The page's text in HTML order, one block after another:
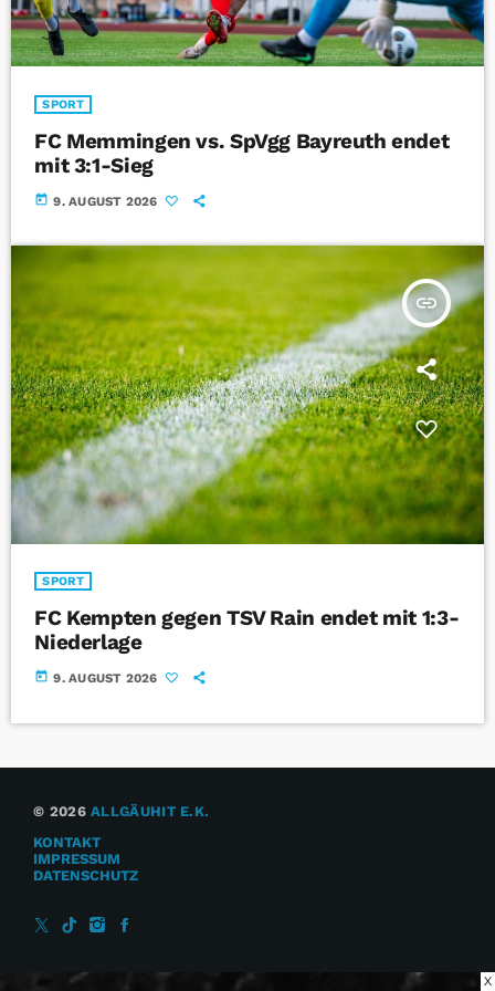
SPORT
FC Memmingen vs. SpVgg Bayreuth endet
mit 3:1-Sieg
today 9. AUGUST 2026
insert_link
SPORT
FC Kempten gegen TSV Rain endet mit 1:3-
Niederlage
today 9. AUGUST 2026
© 2026ALLGÄUHIT E.K.
KONTAKT
IMPRESSUM
DATENSCHUTZ
X